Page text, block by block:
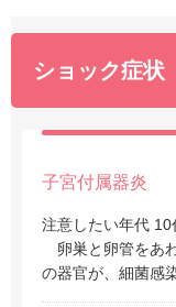
ショック症状
子宮付属器炎
注意したい年代
卵巣と卵管をあ
の器官が、細菌感